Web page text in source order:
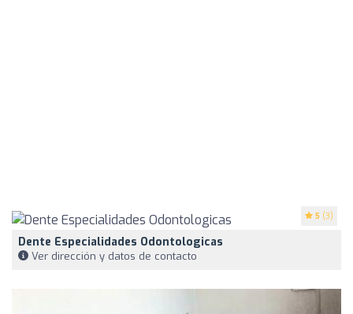
5 (3)
Dente Especialidades Odontologicas
Ver dirección y datos de contacto